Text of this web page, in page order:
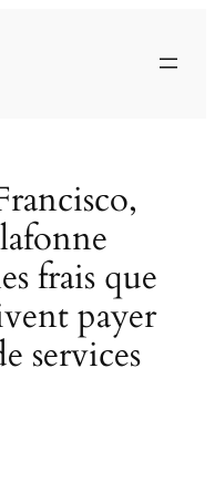
frais que
payer
services